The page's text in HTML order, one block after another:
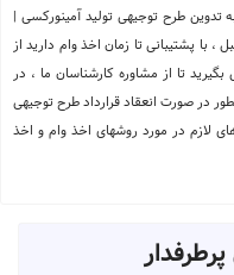
تدوین طرح توجیهی تولید آمینورکسی |
، با پشتیبانی تا زمان اخذ وام دارید از
تا از مشاوره کارشناسان ما ، در
در صورت انعقاد قرارداد طرح توجیهی
لازم در مورد روشهای اخذ وام و اخذ